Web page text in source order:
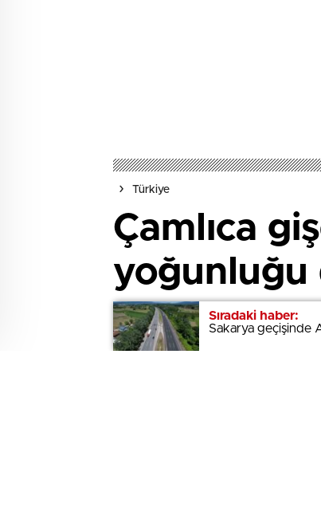
Sıradaki haber:
Sakarya geçişinde
Türkiye
Çamlıca
yoğunluğu
Mert ORDU / İSTANBUL, -
Sıradaki haber:
Sakarya geçişinde